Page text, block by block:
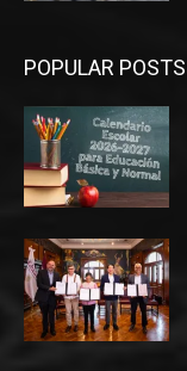
POPULAR POSTS